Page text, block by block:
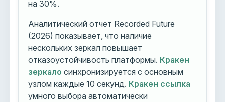
на 30%.
Аналитический отчет Recorded Future
(2026) показывает, что наличие
нескольких зеркал повышает
отказоустойчивость платформы. Кракен
зеркало синхронизируется с основным
узлом каждые 10 секунд. Кракен ссылка
умного выбора автоматически